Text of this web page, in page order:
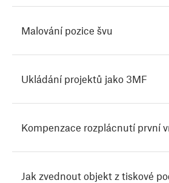
Malování pozice švu
Ukládání projektů jako 3MF
Kompenzace rozplácnutí první
Jak zvednout objekt z tiskové